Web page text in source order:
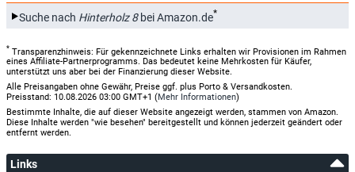
Suche nach Hinterholz 8bei Amazon.de*
* Transparenzhinweis: Für gekennzeichnete Links erhalten wir Provisionen im Rahmen
eines Affiliate-Partnerprogramms. Das bedeutet keine Mehrkosten für Käufer,
unterstützt uns aber bei der Finanzierung dieser Website.
Alle Preisangaben ohne Gewähr, Preise ggf. plus Porto & Versandkosten.
Preisstand: 10.08.2026 03:00 GMT+1 (Mehr Informationen)
Bestimmte Inhalte, die auf dieser Website angezeigt werden, stammen von Amazon.
Diese Inhalte werden "wie besehen" bereitgestellt und können jederzeit geändert oder
entfernt werden.
Links